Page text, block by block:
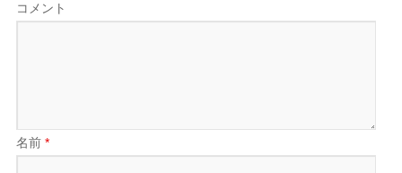
コメント
名前*